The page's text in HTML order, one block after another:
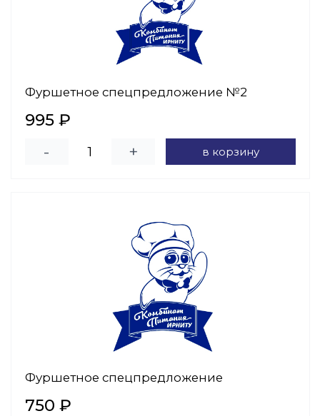
Фуршетное спецпредложение №2
995 ₽
-
+ в корзину
Фуршетное спецпредложение
750 ₽